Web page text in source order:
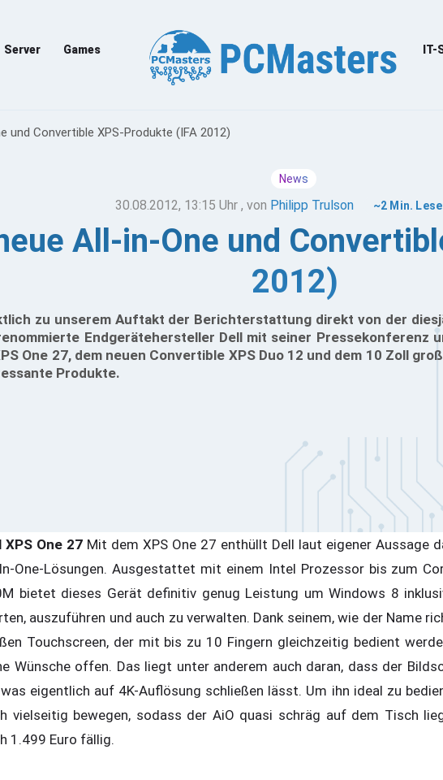
Server Games
und Convertible XPS-Produkte (IFA 2012)
News
30.08.2012, 13:15 Uhr , von Philipp Trulson ~2 Min.
All-in-One und
2012)
zu unserem Auftakt der Berichterstattung direkt von der
Endgerätehersteller Dell mit seiner Pressekonferenz
One 27, dem neuen Convertible XPS Duo 12 und dem 10 Zoll
Produkte.
XPS One 27 Mit dem XPS One 27 enthüllt Dell laut eigener Aussage
One-Lösungen. Ausgestattet mit einem Intel Prozessor bis zum
bietet dieses Gerät definitiv genug Leistung um Windows 8
auszuführen und auch zu verwalten. Dank seinem, wie der Name
Touchscreen, der mit bis zu 10 Fingern gleichzeitig bedient
Wünsche offen. Das liegt unter anderem auch daran, dass der
eigentlich auf 4K-Auflösung schließen lässt. Um ihn ideal zu
vielseitig bewegen, sodass der AiO quasi schräg auf dem Tisch
1.499 Euro fällig.